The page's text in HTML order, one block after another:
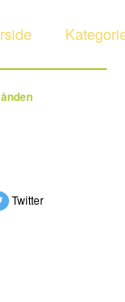
Twitter